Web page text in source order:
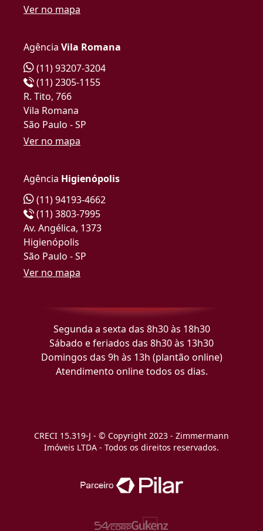
Ver no mapa
Agência Vila Romana
(11) 93207-3204
(11) 2305-1155
R. Tito, 766
Vila Romana
São Paulo - SP
Ver no mapa
Agência Higienópolis
(11) 94193-4662
(11) 3803-7995
Av. Angélica, 1373
Higienópolis
São Paulo - SP
Ver no mapa
Segunda a sexta das 8h30 às 18h30
Sábado e feriados das 8h30 às 13h30
Domingos das 9h às 13h (plantão online)
Atendimento online todos os dias.
CRECI 15.319-J - © Copyright 2023 - Zimmermann
Imóveis LTDA - Todos os direitos reservados.